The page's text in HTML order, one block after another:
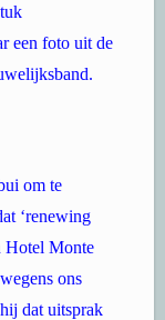
een foto uit de
om te
‘renewing
Hotel Monte
ons
dat uitsprak